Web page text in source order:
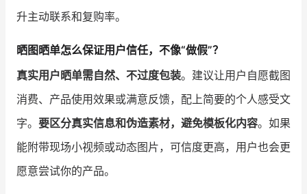
升主动联系和复购率。
晒图晒单怎么保证用户信任，不像“做假”？
真实用户晒单需自然、不过度包装。建议让用户自愿截图
消费、产品使用效果或满意反馈，配上简要的个人感受文
字。 要区分真实信息和伪造素材，避免模板化内容。如果
能附带现场小视频或动态图片，可信度更高，用户也会更
愿意尝试你的产品。